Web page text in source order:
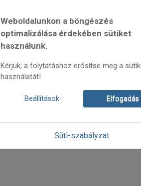
Weboldalunkon a böngészés
optimalizálása érdekében sütiket
használunk.
Kérjük, a folytatáshoz erősítse meg a sütik
használatát!
Beállítások Elfogadás
Süti-szabályzat